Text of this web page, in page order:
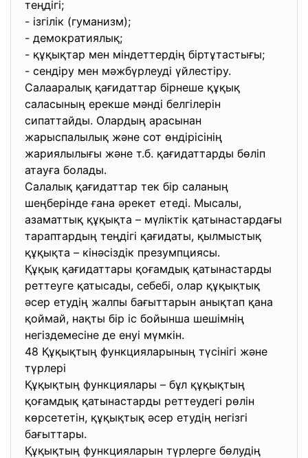
теңдігі;
- ізгілік (гуманизм);
- демократиялық;
- құқықтар мен міндеттердің біртұтастығы;
- сендіру мен мәжбүрлеуді үйлестіру.
Салааралық қағидаттар бірнеше құқық
саласының ерекше мәнді белгілерін
сипаттайды. Олардың арасынан
жарыспалылық және сот өндірісінің
жариялылығы және т.б. қағидаттарды бөліп
атауға болады.
Салалық қағидаттар тек бір саланың
шеңберінде ғана әрекет етеді. Мысалы,
азаматтық құқықта – мүліктік қатынастардағы
тараптардың теңдігі қағидаты, қылмыстық
құқықта – кінәсіздік презумпциясы.
Құқық қағидаттары қоғамдық қатынастарды
реттеуге қатысады, себебі, олар құқықтық
әсер етудің жалпы бағыттарын анықтап қана
қоймай, нақты бір іс бойынша шешімнің
негіздемесіне де енуі мүмкін.
48 Құқықтың функцияларының түсінігі және
түрлері
Құқықтың функциялары – бұл құқықтың
қоғамдық қатынастарды реттеудегі рөлін
көрсететін, құқықтық әсер етудің негізгі
бағыттары.
Құқықтың функцияларын түрлерге бөлудің